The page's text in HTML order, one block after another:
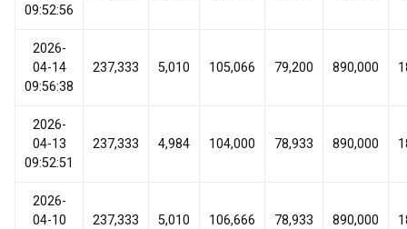
09:52:56
2026-
04-14
09:56:38
237,333 5,010 105,066 79,200 890,000
2026-
04-13
09:52:51
237,333 4,984 104,000 78,933 890,000
2026-
04-10
237,333 5,010 106,666 78,933 890,000